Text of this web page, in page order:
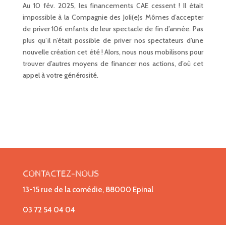
Au 10 fév. 2025, les financements CAE cessent ! Il était
impossible à la Compagnie des Joli(e)s Mômes d’accepter
de priver 106 enfants de leur spectacle de fin d’année. Pas
plus qu’il n’était possible de priver nos spectateurs d’une
nouvelle création cet été ! Alors, nous nous mobilisons pour
trouver d’autres moyens de financer nos actions, d’où cet
appel à votre générosité.
CONTACTEZ-NOUS
13-15 rue de la comédie, 88000 Epinal
03 72 54 04 04